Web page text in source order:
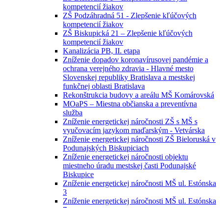
kompetencií žiakov
ZŠ Podzáhradná 51 - Zlepšenie kľúčových
kompetencií žiakov
ZŠ Biskupická 21 – Zlepšenie kľúčových
kompetencií žiakov
Kanalizácia PB, II. etapa
Zníženie dopadov koronavírusovej pandémie a
ochrana verejného zdravia - Hlavné mesto
Slovenskej republiky Bratislava a mestskej
funkčnej oblasti Bratislava
Rekonštrukcia budovy a areálu MŠ Komárovská
MOaPS – Miestna občianska a preventívna
služba
Zníženie energetickej náročnosti ZŠ s MŠ s
vyučovacím jazykom maďarským - Vetvárska
Zníženie energetickej náročnosti ZŠ Bieloruská v
Podunajských Biskupiciach
Zníženie energetickej náročnosti objektu
miestneho úradu mestskej časti Podunajské
Biskupice
Zníženie energetickej náročnosti MŠ ul. Estónska
3
Zníženie energetickej náročnosti MŠ ul. Estónska